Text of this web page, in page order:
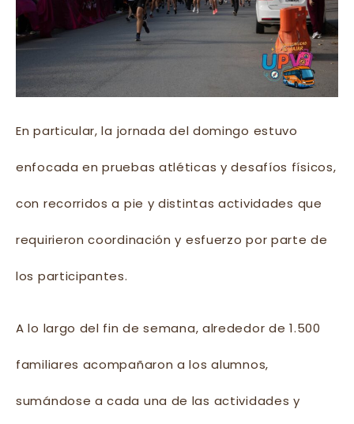
En particular, la jornada del domingo estuvo
enfocada en pruebas atléticas y desafíos físicos,
con recorridos a pie y distintas actividades que
requirieron coordinación y esfuerzo por parte de
los participantes.
A lo largo del fin de semana, alrededor de 1.500
familiares acompañaron a los alumnos,
sumándose a cada una de las actividades y